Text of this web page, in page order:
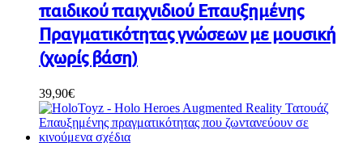
παιδικού παιχνιδιού Επαυξημένης
Πραγματικότητας γνώσεων με μουσική
(χωρίς βάση)
39,90€